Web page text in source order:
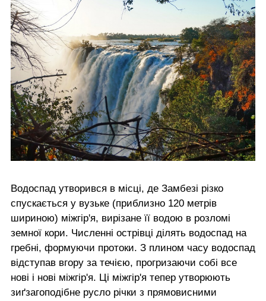
Водоспад утворився в місці, де Замбезі різко
спускається у вузьке (приблизно 120 метрів
шириною) міжгір'я, вирізане її водою в розломі
земної кори. Численні острівці ділять водоспад на
гребні, формуючи протоки. З плином часу водоспад
відступав вгору за течією, прогризаючи собі все
нові і нові міжгір'я. Ці міжгір'я тепер утворюють
зиґзагоподібне русло річки з прямовисними